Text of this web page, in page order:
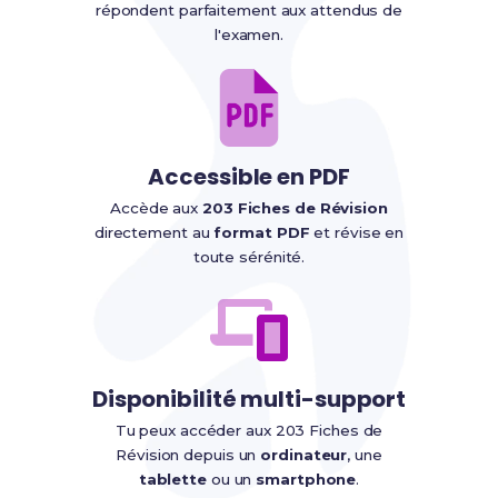
répondent parfaitement aux attendus de
l'examen.
Accessible en PDF
Accède aux203 Fiches de Révision
directement auformat PDF et révise en
toute sérénité.
Disponibilité multi-support
Tu peux accéder aux 203 Fiches de
Révision depuis un ordinateur, une
tabletteou un smartphone.